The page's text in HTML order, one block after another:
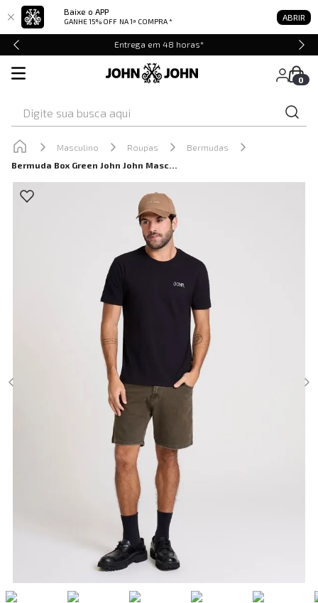
Baixe o APP
GANHE 15% OFF NA 1ª COMPRA * ABRIR
Entrega em 48 horas*
0
Masculino Roupas
Bermudas
Bermuda Box Green John John Masculina